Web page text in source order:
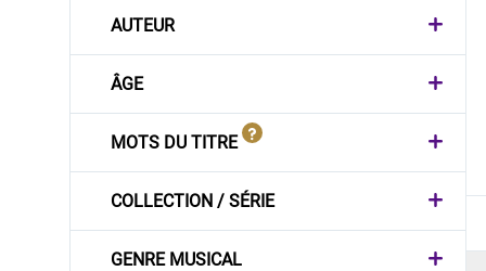
AUTEUR
ÂGE
MOTS DU TITRE
COLLECTION / SÉRIE
GENRE MUSICAL